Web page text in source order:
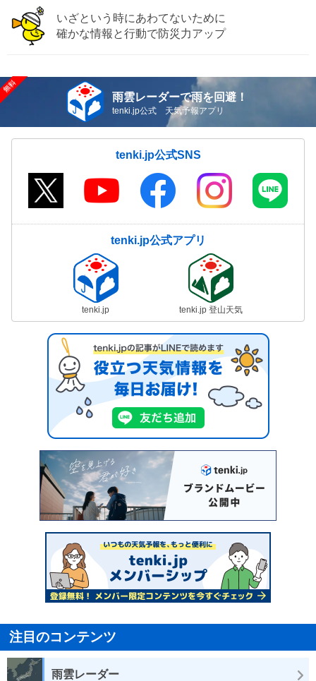
いざという時にあわてないために
確かな情報と行動で防災力アップ
雨雲レーダーで雨を回避！
tenki.jp公式 天気予報アプリ
tenki.jp公式SNS
tenki.jp公式アプリ
tenki.jp tenki.jp 登山天気
注目のコンテンツ
雨雲レーダー